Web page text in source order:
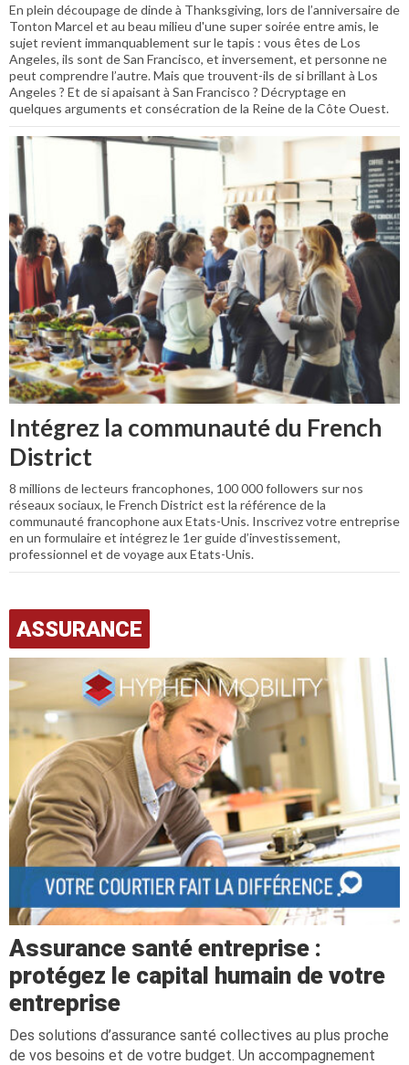
En plein découpage de dinde à Thanksgiving, lors de l’anniversaire de
Tonton Marcel et au beau milieu d'une super soirée entre amis, le
sujet revient immanquablement sur le tapis : vous êtes de Los
Angeles, ils sont de San Francisco, et inversement, et personne ne
peut comprendre l’autre. Mais que trouvent-ils de si brillant à Los
Angeles ? Et de si apaisant à San Francisco ? Décryptage en
quelques arguments et consécration de la Reine de la Côte Ouest.
Intégrez la communauté du French
District
8 millions de lecteurs francophones, 100 000 followers sur nos
réseaux sociaux, le French District est la référence de la
communauté francophone aux Etats-Unis. Inscrivez votre entreprise
en un formulaire et intégrez le 1er guide d’investissement,
professionnel et de voyage aux Etats-Unis.
ASSURANCE
Assurance santé entreprise :
protégez le capital humain de votre
entreprise
Des solutions d’assurance santé collectives au plus proche
de vos besoins et de votre budget. Un accompagnement